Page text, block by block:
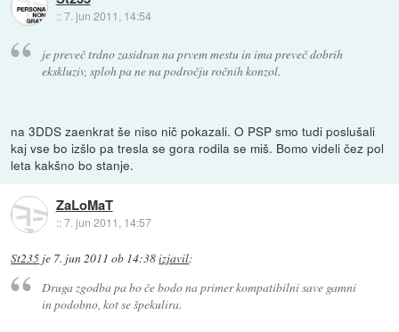
::7. jun 2011, 14:54
je preveč trdno zasidran na prvem mestu in ima preveč dobrih
ekskluziv, sploh pa ne na področju ročnih konzol.
na 3DDS zaenkrat še niso nič pokazali. O PSP smo tudi poslušali
kaj vse bo izšlo pa tresla se gora rodila se miš. Bomo videli čez pol
leta kakšno bo stanje.
ZaLoMaT
::7. jun 2011, 14:57
St235 je 7. jun 2011 ob 14:38izjavil:
Druga zgodba pa bo če bodo na primer kompatibilni save gamni
in podobno, kot se špekulira.